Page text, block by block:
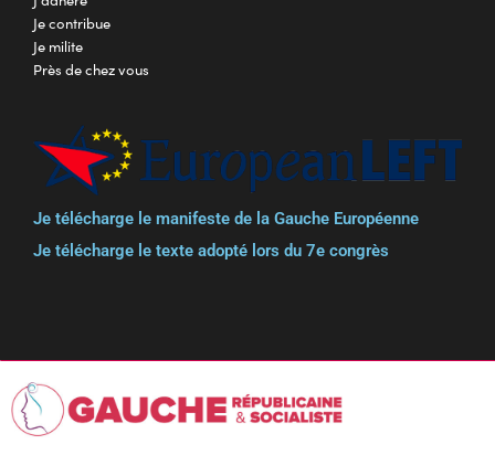
Je contribue
Je milite
Près de chez vous
Je télécharge le manifeste de la Gauche Européenne
Je télécharge le texte adopté lors du 7e congrès